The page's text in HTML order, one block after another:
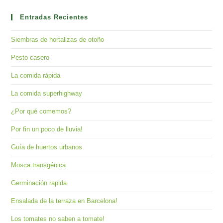
Entradas Recientes
Siembras de hortalizas de otoño
Pesto casero
La comida rápida
La comida superhighway
¿Por qué comemos?
Por fin un poco de lluvia!
Guía de huertos urbanos
Mosca transgénica
Germinación rapida
Ensalada de la terraza en Barcelona!
Los tomates no saben a tomate!